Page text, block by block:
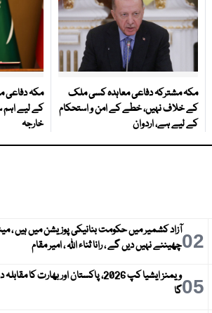
مکہ مشترکہ دفاعی معاہدہ کسی ملک
کے خلاف نہیں، خطے کے امن و استحکام
کے لیے ہے، اردوان
مکہ دفاعی
کے لیے
خارجہ
02آزاد کشمیر میں حکومت بنانیکی پوزیشن میں ہیں ،
چھیننے نہیں دیں گے ، رانا ثناء اللہ ، امیر مقام
05
ویمنز ایشیا کپ 2026، پاکستان اور بھارت کا
گا